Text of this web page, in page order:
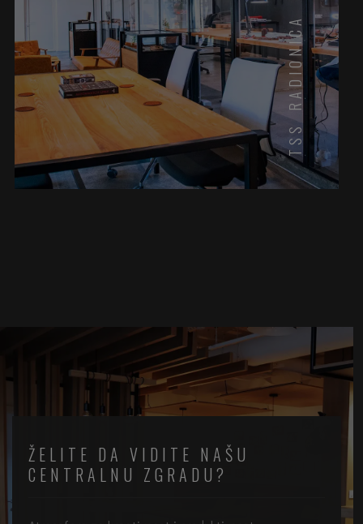
TSS RADIONICA
ŽELITE DA VIDITE NAŠU
CENTRALNU ZGRADU?